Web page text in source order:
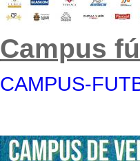
Campus
CAMPUS-